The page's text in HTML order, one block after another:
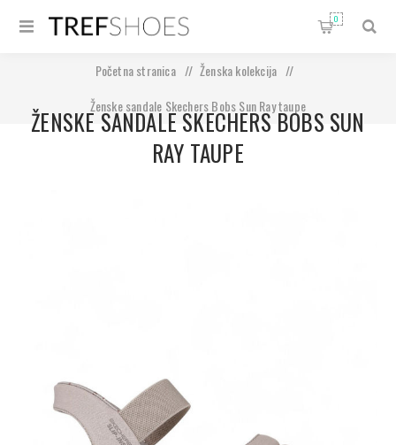
0
Početna stranica / Ženska kolekcija
/
Ženske sandale Skechers Bobs Sun Ray taupe
ŽENSKE SANDALE SKECHERS BOBS SUN
RAY TAUPE